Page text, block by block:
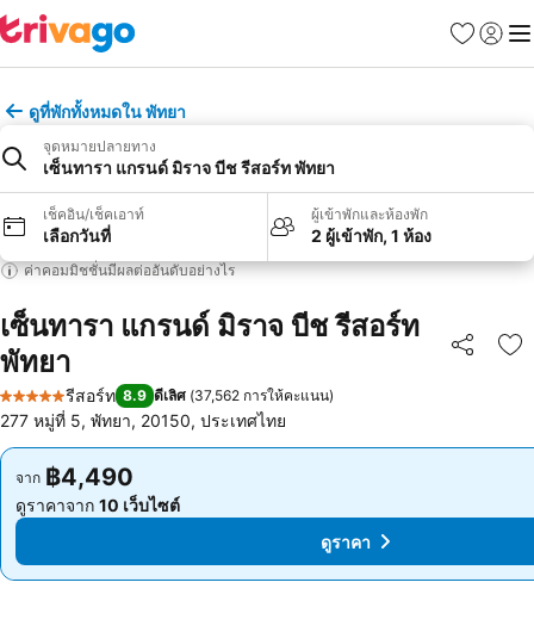
รายการโป
เข้าสู่ร
เมนู
ดูที่พักทั้งหมดใน พัทยา
จุดหมายปลายทาง
เซ็นทารา แกรนด์ มิราจ บีช รีสอร์ท พัทยา
เช็คอิน/เช็คเอาท์
เลือกวันที่
ผู้เข้าพักและห้องพัก
2 ผู้เข้าพัก, 1 ห้อง
ค่าคอมมิชชั่นมีผลต่ออันดับอย่างไร
เซ็นทารา แกรนด์ มิราจ บีช รีสอร์ท
พัทยา
แชร์ เ
5 ดาว
รีสอร์ท 8.9 ดีเลิศ (37,562 การให้คะแนน)
277 หมู่ที่ 5, พัทยา, 20150, ประเทศไทย
จาก ฿4,490
ดูราคาจาก 10 เว็บไซต์
จาก ฿4,490
ดูราคาจาก 10 เว็บไซต์
ดูราคา